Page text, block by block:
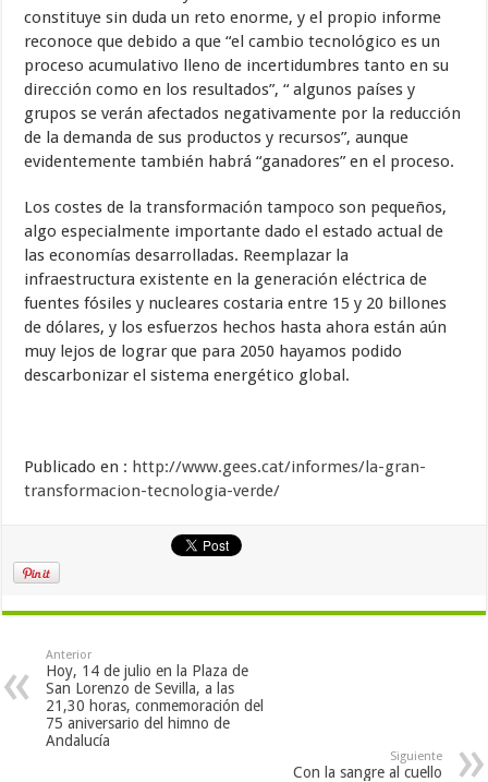
constituye sin duda un reto enorme, y el propio informe
reconoce que debido a que “el cambio tecnológico es un
proceso acumulativo lleno de incertidumbres tanto en su
dirección como en los resultados”, “ algunos países y
grupos se verán afectados negativamente por la reducción
de la demanda de sus productos y recursos”, aunque
evidentemente también habrá “ganadores” en el proceso.
Los costes de la transformación tampoco son pequeños,
algo especialmente importante dado el estado actual de
las economías desarrolladas. Reemplazar la
infraestructura existente en la generación eléctrica de
fuentes fósiles y nucleares costaria entre 15 y 20 billones
de dólares, y los esfuerzos hechos hasta ahora están aún
muy lejos de lograr que para 2050 hayamos podido
descarbonizar el sistema energético global.
Publicado en : http://www.gees.cat/informes/la-gran-
transformacion-tecnologia-verde/
Anterior
Hoy, 14 de julio en la Plaza de
San Lorenzo de Sevilla, a las
21,30 horas, conmemoración del
75 aniversario del himno de
Andalucía
Siguiente
Con la sangre al cuello